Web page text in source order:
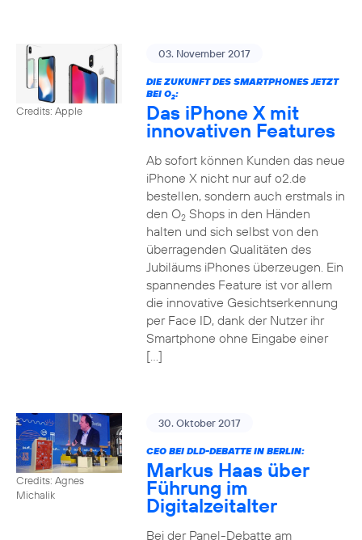
Credits: Apple
03. November 2017
DIE ZUKUNFT DES SMARTPHONES JETZT
BEI O2:
Das iPhone X mit
innovativen Features
Ab sofort können Kunden das neue
iPhone X nicht nur auf o2.de
bestellen, sondern auch erstmals in
den O2Shops in den Händen
halten und sich selbst von den
überragenden Qualitäten des
Jubiläums iPhones überzeugen. Ein
spannendes Feature ist vor allem
die innovative Gesichtserkennung
per Face ID, dank der Nutzer ihr
Smartphone ohne Eingabe einer
[…]
Credits: Agnes
Michalik
30. Oktober 2017
CEO BEI DLD-DEBATTE IN BERLIN:
Markus Haas über
Führung im
Digitalzeitalter
Bei der Panel-Debatte am